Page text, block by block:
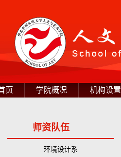
页 学院概况 机构设置
师资队伍
环境设计系